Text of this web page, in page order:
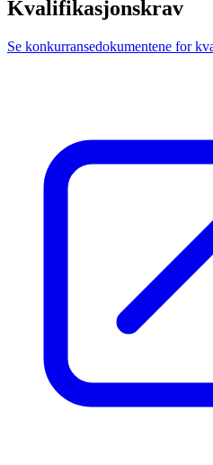
Kvalifikasjonskrav
Se konkurransedokumentene for